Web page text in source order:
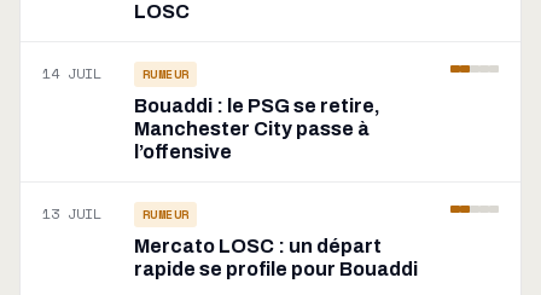
LOSC
14 JUIL RUMEUR
Bouaddi : le PSG se retire,
Manchester City passe à
l’offensive
13 JUIL RUMEUR
Mercato LOSC : un départ
rapide se profile pour Bouaddi